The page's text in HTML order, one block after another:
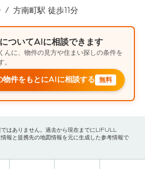
方南町駅 徒歩11分
ついてAIに相談できます
んに、物件の見方や住まい探しの条件を
。
物件をもとにAIに相談する 無料
はありません。過去から現在までにLIFULL
報と提携先の地図情報を元に生成した参考情報で